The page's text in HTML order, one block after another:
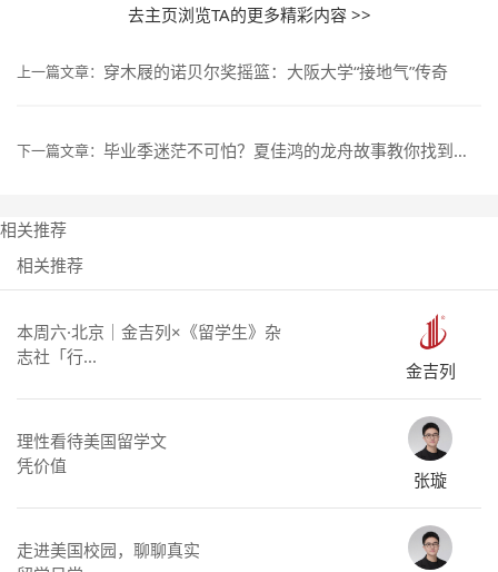
去主页浏览TA的更多精彩内容 >>
上一篇文章： 穿木屐的诺贝尔奖摇篮：大阪大学“接地气”传奇
下一篇文章： 毕业季迷茫不可怕？夏佳鸿的龙舟故事教你找到留学航向
相关推荐
相关推荐
本周六·北京｜金吉列×《留学生》杂
志社「行...
金吉列
理性看待美国留学文
凭价值
张璇
走进美国校园，聊聊真实